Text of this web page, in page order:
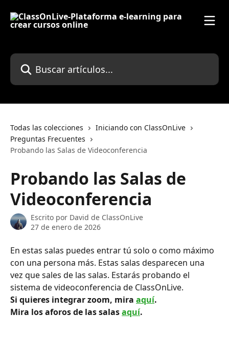
Buscar artículos...
Todas las colecciones
Iniciando con ClassOnLive
Preguntas Frecuentes
Probando las Salas de Videoconferencia
Probando las Salas de
Videoconferencia
Escrito por David de ClassOnLive
27 de enero de 2026
En estas salas puedes entrar tú solo o como máximo
con una persona más. Estas salas desparecen una
vez que sales de las salas. Estarás probando el
sistema de videoconferencia de ClassOnLive.
Si quieres integrar zoom, mira aquí.
Mira los aforos de las salas aquí.